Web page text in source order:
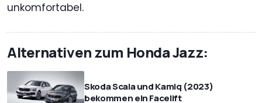
unkomfortabel.
Alternativen zum Honda Jazz:
Skoda Scala und Kamiq (2023)
bekommen ein Facelift